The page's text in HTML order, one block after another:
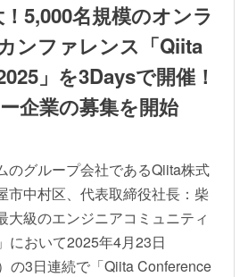
5,000名規模のオンラ
ンファレンス「Qiita
」を3Daysで開催！
企業の募集を開始
のグループ会社であるQiita株式
市中村区、代表取締役社長：柴
大級のエンジニアコミュニティ
において2025年4月23日
の3日連続で「Qiita Conference